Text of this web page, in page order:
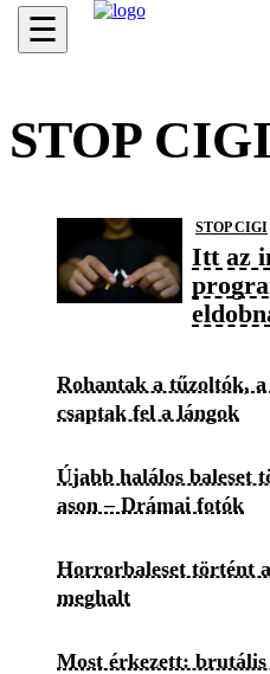
☰
STOP CIGI
STOP CIGI
Itt az
Rohantak a tűzoltók,
csaptak fel a lángok
Újabb halálos baleset
ason – Drámai fotók
Horrorbaleset történt
meghalt
Most érkezett: